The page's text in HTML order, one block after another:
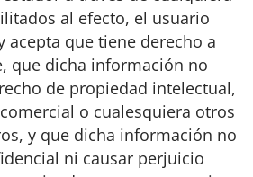
al efecto, el usuario
acepta que tiene derecho a
que dicha información no
de propiedad intelectual,
o cualesquiera otros
y que dicha información no
ni causar perjuicio